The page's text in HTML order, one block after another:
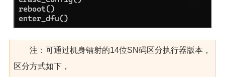
注：可通过机身镭射的14位SN码区分执行器版本，
区分方式如下，